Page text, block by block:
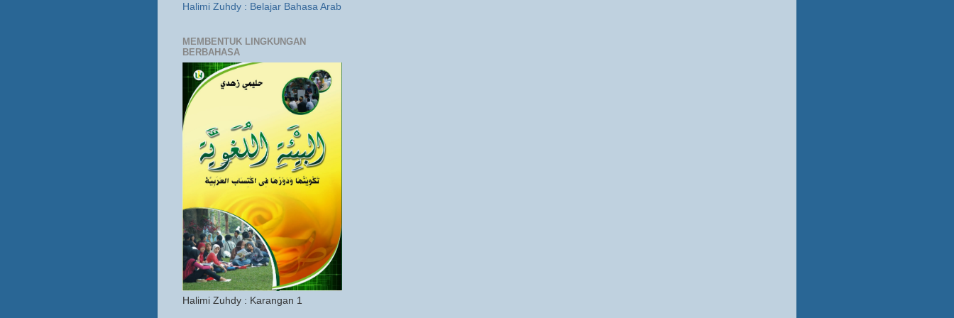
Halimi Zuhdy : Belajar Bahasa Arab
MEMBENTUK LINGKUNGAN
BERBAHASA
Halimi Zuhdy : Karangan 1